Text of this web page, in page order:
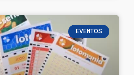
EVENTOS